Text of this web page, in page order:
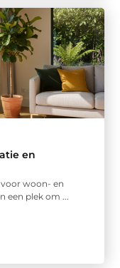
en
woon- en
plek om ...